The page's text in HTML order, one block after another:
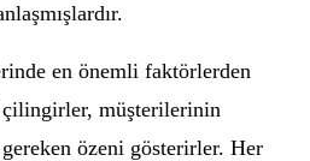
en önemli faktörlerden
çilingirler, müşterilerinin
özeni gösterirler. Her